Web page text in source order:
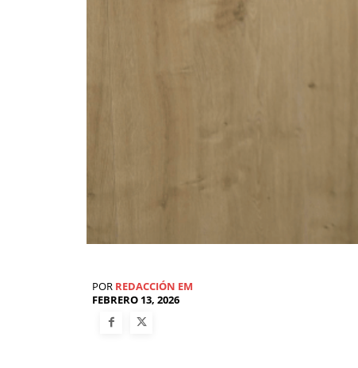
POR REDACCIÓN EM
FEBRERO 13, 2026